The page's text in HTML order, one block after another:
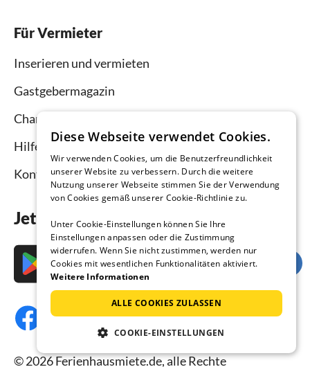
Für Vermieter
Inserieren und vermieten
Gastgebermagazin
Channel Manager
Hilfe Vermieter
Kontakt
Jetzt die App downloaden
© 2026 Ferienhausmiete.de, alle Rechte
Diese Webseite verwendet Cookies.
Wir verwenden Cookies, um die Benutzerfreundlichkeit
unserer Website zu verbessern. Durch die weitere
Nutzung unserer Webseite stimmen Sie der Verwendung
von Cookies gemäß unserer Cookie-Richtlinie zu.
Unter Cookie-Einstellungen können Sie Ihre
Einstellungen anpassen oder die Zustimmung
widerrufen. Wenn Sie nicht zustimmen, werden nur
Cookies mit wesentlichen Funktionalitäten aktiviert.
Weitere Informationen
ALLE COOKIES ZULASSEN
COOKIE-EINSTELLUNGEN